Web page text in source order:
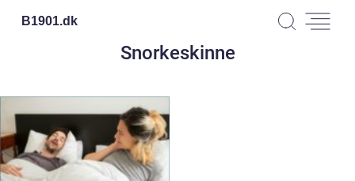
B1901.dk
Snorkeskinne